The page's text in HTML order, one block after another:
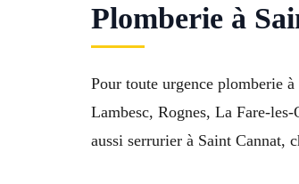
Plomberie à
Pour toute urgence plomberie
Lambesc, Rognes, La Fare-
aussi serrurier à Saint Cannat,